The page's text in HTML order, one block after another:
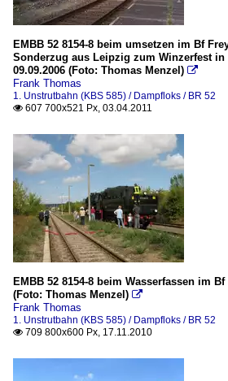
EMBB 52 8154-8 beim umsetzen im Bf
Sonderzug aus Leipzig zum Winzerfest in
09.09.2006 (Foto: Thomas Menzel) 
Frank Thomas
1. Unstrutbahn (KBS 585) / Dampfloks / BR 52
 607 700x521 Px, 03.04.2011
EMBB 52 8154-8 beim Wasserfassen im
(Foto: Thomas Menzel) 
Frank Thomas
1. Unstrutbahn (KBS 585) / Dampfloks / BR 52
 709 800x600 Px, 17.11.2010